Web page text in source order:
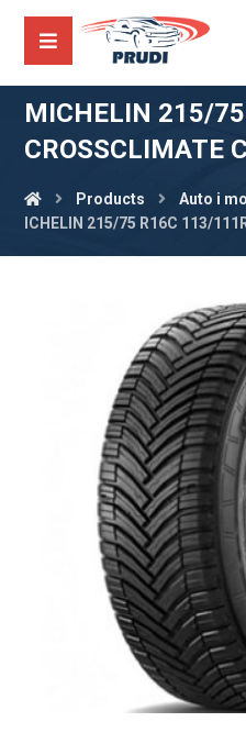
MICHELIN 215/
CROSSCLIMATE
Products Auto i
ICHELIN 215/75 R16C 113/